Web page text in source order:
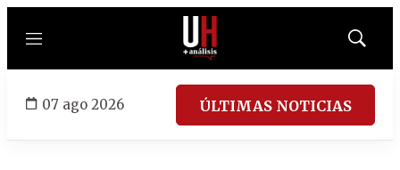
Menú
Mostrar
07 ago 2026 ÚLTIMAS NOTICIAS